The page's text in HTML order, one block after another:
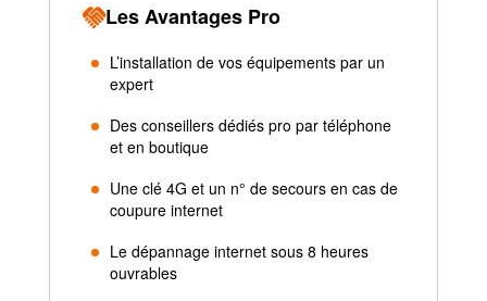
Les Avantages Pro
L’installation de vos équipements par un
expert
Des conseillers dédiés pro par téléphone
et en boutique
Une clé 4G et un n° de secours en cas de
coupure internet
Le dépannage internet sous 8 heures
ouvrables